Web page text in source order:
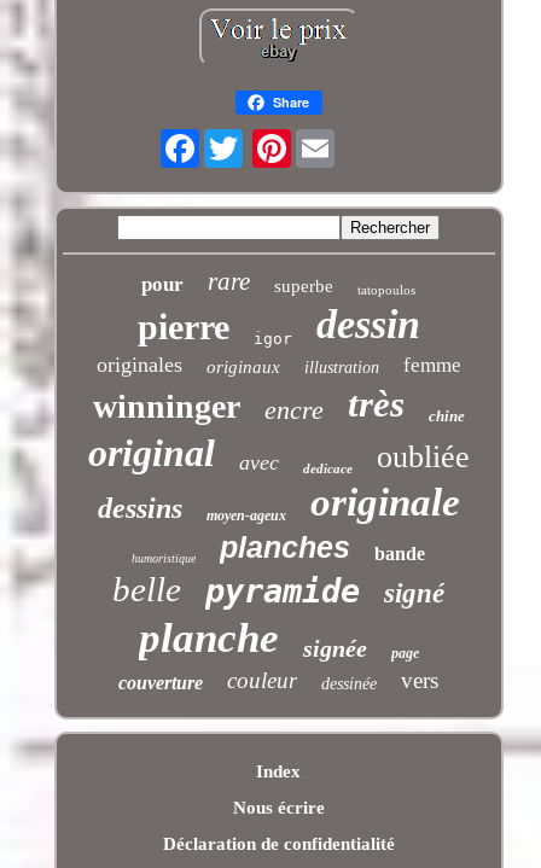
Share
Facebook Pinterest
pour rare superbe tatopoulos
pierre igor dessin
originales originaux illustration femme
winninger encre très chine
original avec dedicace oubliée
dessins moyen-ageux originale
humoristique planches bande
belle pyramide signé
planche signée page
couverture couleur dessinée vers
Index
Nous écrire
Déclaration de confidentialité